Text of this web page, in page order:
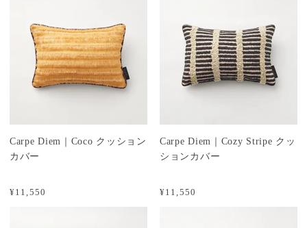
¥11,550
Carpe Diem｜Coco クッション
カバー
¥11,550
Carpe Diem｜Cozy Stripe クッ
ションカバー